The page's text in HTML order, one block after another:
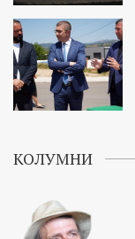
КОЛУМНИ